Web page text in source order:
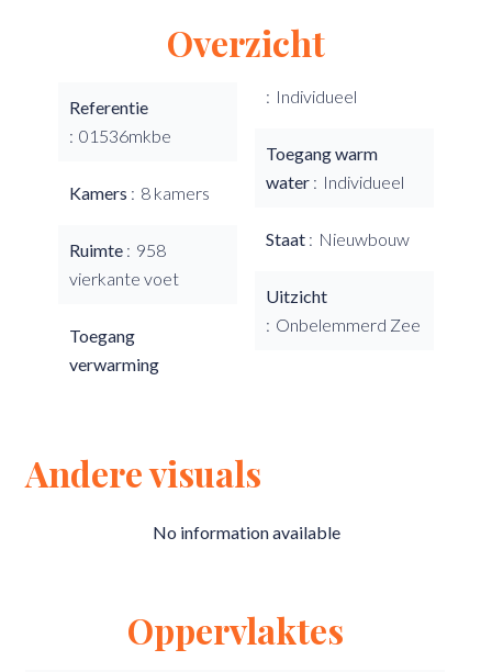
Overzicht
Referentie
01536mkbe
Kamers 8 kamers
Ruimte
958
vierkante voet
Toegang
verwarming
Individueel
Toegang warm
water
Individueel
Staat Nieuwbouw
Uitzicht
Onbelemmerd Zee
Andere visuals
No information available
Oppervlaktes